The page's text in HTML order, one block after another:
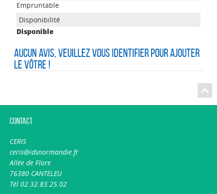
Empruntable
Disponible
Aucun avis, veuillez vous identifier pour ajouter
le vôtre !
Contact
CERIS
ceris@idsnormandie.fr
Allée de Flore
76380 CANTELEU
Tél 02.32.83.25.02